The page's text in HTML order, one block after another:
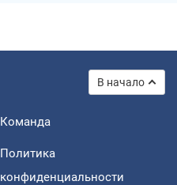
В начало
Команда
Политика
конфиденциальности